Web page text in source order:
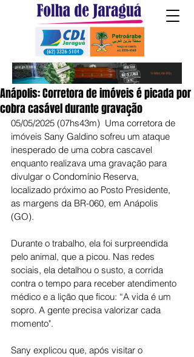
Anápolis: Corretora de imóveis é picada por
cobra casável durante gravação
05/05/2025 (07hs43m)  Uma corretora de
imóveis Sany Galdino sofreu um ataque
inesperado de uma cobra cascavel
enquanto realizava uma gravação para
divulgar o Condomínio Reserva,
localizado próximo ao Posto Presidente,
as margens da BR-060, em Anápolis
(GO).
Durante o trabalho, ela foi surpreendida
pelo animal, que a picou. Nas redes
sociais, ela detalhou o susto, a corrida
contra o tempo para receber atendimento
médico e a lição que ficou: “A vida é um
sopro. A gente precisa valorizar cada
momento".
Sany explicou que, após visitar o